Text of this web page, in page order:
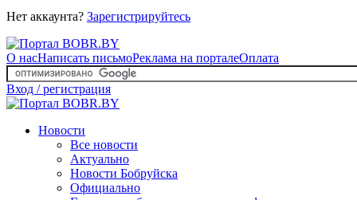
Нет аккаунта? Зарегистрируйтесь
О насНаписать письмоРеклама на порталеОплата
Вход / регистрация
Новости
Все новости
Актуально
Новости Бобруйска
Официально